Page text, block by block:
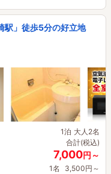
駅」徒歩5分の好立地
1泊 大人2名
合計(税込)
7,000円～
1名 3,500円～